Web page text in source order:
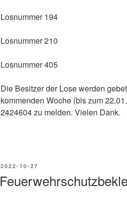
Losnummer 194
Losnummer 210
Losnummer 405
Die Besitzer der Lose werden
kommenden Woche (bis zum
2424604 zu melden. Vielen Dank.
2022-10-27